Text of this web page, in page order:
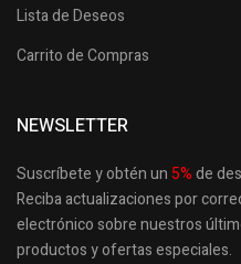
Lista de Deseos
Carrito de Compras
NEWSLETTER
Suscríbete y obtén un 5%de
Reciba actualizaciones por
electrónico sobre nuestros
productosy ofertas especiales.